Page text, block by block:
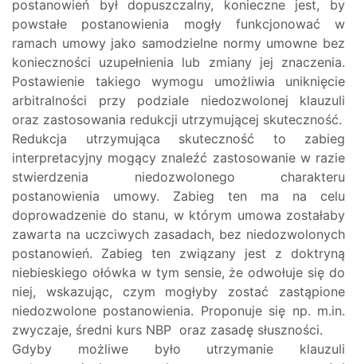
postanowień był dopuszczalny, konieczne jest, by
powstałe postanowienia mogły funkcjonować w
ramach umowy jako samodzielne normy umowne bez
konieczności uzupełnienia lub zmiany jej znaczenia.
Postawienie takiego wymogu umożliwia uniknięcie
arbitralności przy podziale niedozwolonej klauzuli
oraz zastosowania redukcji utrzymującej skuteczność.
Redukcja utrzymująca skuteczność to zabieg
interpretacyjny mogący znaleźć zastosowanie w razie
stwierdzenia niedozwolonego charakteru
postanowienia umowy. Zabieg ten ma na celu
doprowadzenie do stanu, w którym umowa zostałaby
zawarta na uczciwych zasadach, bez niedozwolonych
postanowień. Zabieg ten związany jest z doktryną
niebieskiego ołówka w tym sensie, że odwołuje się do
niej, wskazując, czym mogłyby zostać zastąpione
niedozwolone postanowienia. Proponuje się np. m.in.
zwyczaje, średni kurs NBP oraz zasadę słuszności.
Gdyby możliwe było utrzymanie klauzuli